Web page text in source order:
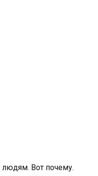
людям. Вот почему.